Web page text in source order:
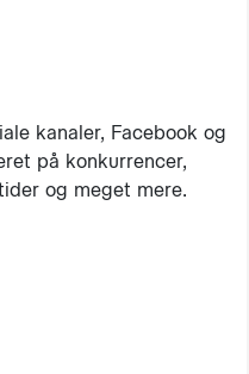
kanaler, Facebook og
på konkurrencer,
og meget mere.